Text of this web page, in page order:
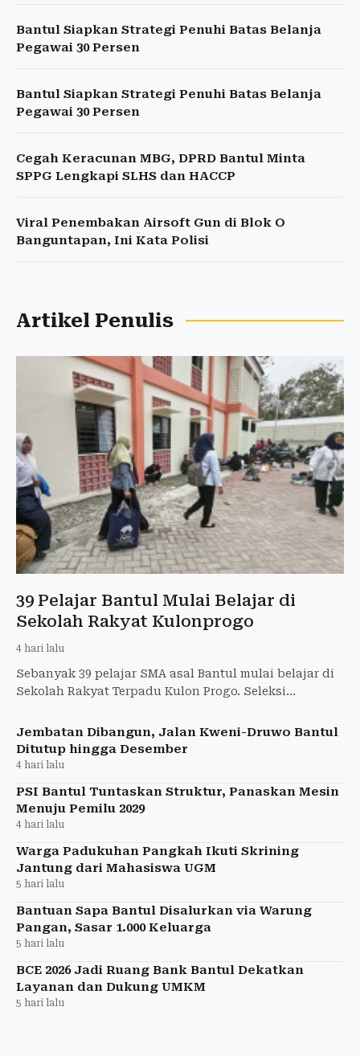
Bantul Siapkan Strategi Penuhi Batas Belanja
Pegawai 30 Persen
Bantul Siapkan Strategi Penuhi Batas Belanja
Pegawai 30 Persen
Cegah Keracunan MBG, DPRD Bantul Minta
SPPG Lengkapi SLHS dan HACCP
Viral Penembakan Airsoft Gun di Blok O
Banguntapan, Ini Kata Polisi
Artikel Penulis
39 Pelajar Bantul Mulai Belajar di
Sekolah Rakyat Kulonprogo
4 hari lalu
Sebanyak 39 pelajar SMA asal Bantul mulai belajar di
Sekolah Rakyat Terpadu Kulon Progo. Seleksi
Jembatan Dibangun, Jalan Kweni-Druwo Bantul
Ditutup hingga Desember
4 hari lalu
PSI Bantul Tuntaskan Struktur, Panaskan Mesin
Menuju Pemilu 2029
4 hari lalu
Warga Padukuhan Pangkah Ikuti Skrining
Jantung dari Mahasiswa UGM
5 hari lalu
Bantuan Sapa Bantul Disalurkan via Warung
Pangan, Sasar 1.000 Keluarga
5 hari lalu
BCE 2026 Jadi Ruang Bank Bantul Dekatkan
Layanan dan Dukung UMKM
5 hari lalu